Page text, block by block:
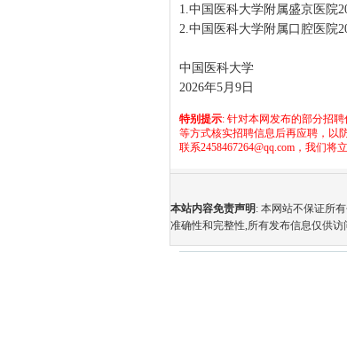
1.中国医科大学附属盛京医院
2.中国医科大学附属口腔医院
中国医科大学
2026年5月9日
特别提示: 针对本网发布的部分招
等方式核实招聘信息后再应聘，以
联系2458467264@qq.com，我们将
本站内容免责声明 : 本网站不保证所
准确性和完整性,所有发布信息仅供